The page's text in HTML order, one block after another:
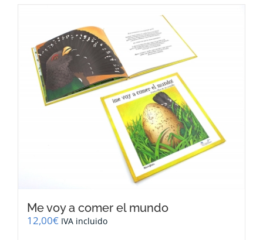
Me voy a comer el mundo
12,00€ IVA incluido